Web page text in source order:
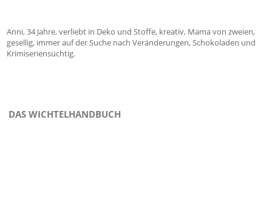
Anni, 34 Jahre, verliebt in Deko und Stoffe, kreativ, Mama von zweien,
gesellig, immer auf der Suche nach Veränderungen, Schokoladen und
Krimiseriensüchtig.
DAS WICHTELHANDBUCH